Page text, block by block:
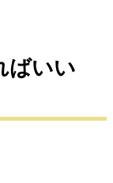
ばいい